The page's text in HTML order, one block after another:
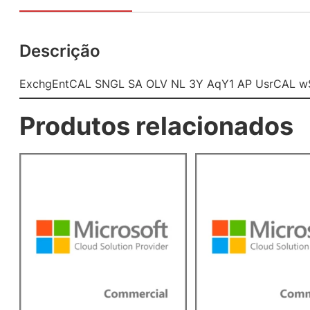
Descrição
ExchgEntCAL SNGL SA OLV NL 3Y AqY1 AP UsrCAL
Produtos relacionados